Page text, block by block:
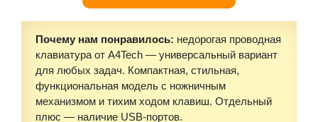
Почему нам понравилось: недорогая проводная
клавиатура от A4Tech — универсальный вариант
для любых задач. Компактная, стильная,
функциональная модель с ножничным
механизмом и тихим ходом клавиш. Отдельный
плюс — наличие USB-портов.